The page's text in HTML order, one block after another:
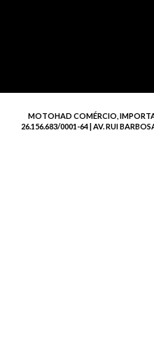
MOTOHAD COMÉRCIO,
26.156.683/0001-64 | AV. RUI